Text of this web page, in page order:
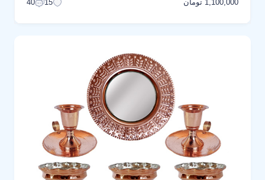
1,100,000 تومان 15
40